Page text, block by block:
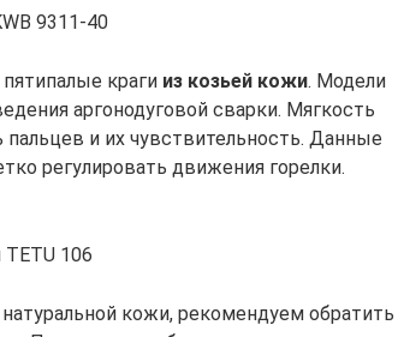
9311-40
краги из козьей кожи. Модели
аргонодуговой сварки. Мягкость
и их чувствительность. Данные
регулировать движения горелки.
106
кожи, рекомендуем обратить